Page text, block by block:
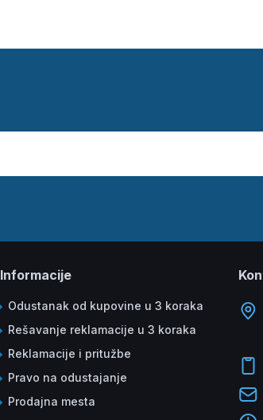
Informacije
Odustanak od kupovine u 3 koraka
Rešavanje reklamacije u 3 koraka
Reklamacije i pritužbe
Pravo na odustajanje
Prodajna mesta